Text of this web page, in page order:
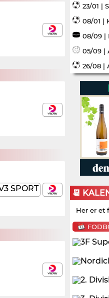
23/01 |
08/01 |
08/09 |
05/09 |
26/08 |
📆
Her er et